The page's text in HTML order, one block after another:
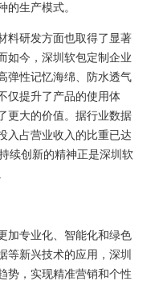
的生产模式。
料研发方面也取得了显著
如今，深圳软包定制企业
弹性记忆海绵、防水透气
仅提升了产品的使用体
更大的价值。据行业数据
入占营业收入的比重已达
续创新的精神正是深圳软
加专业化、智能化和绿色
等新兴技术的应用，深圳
势，实现精准营销和个性